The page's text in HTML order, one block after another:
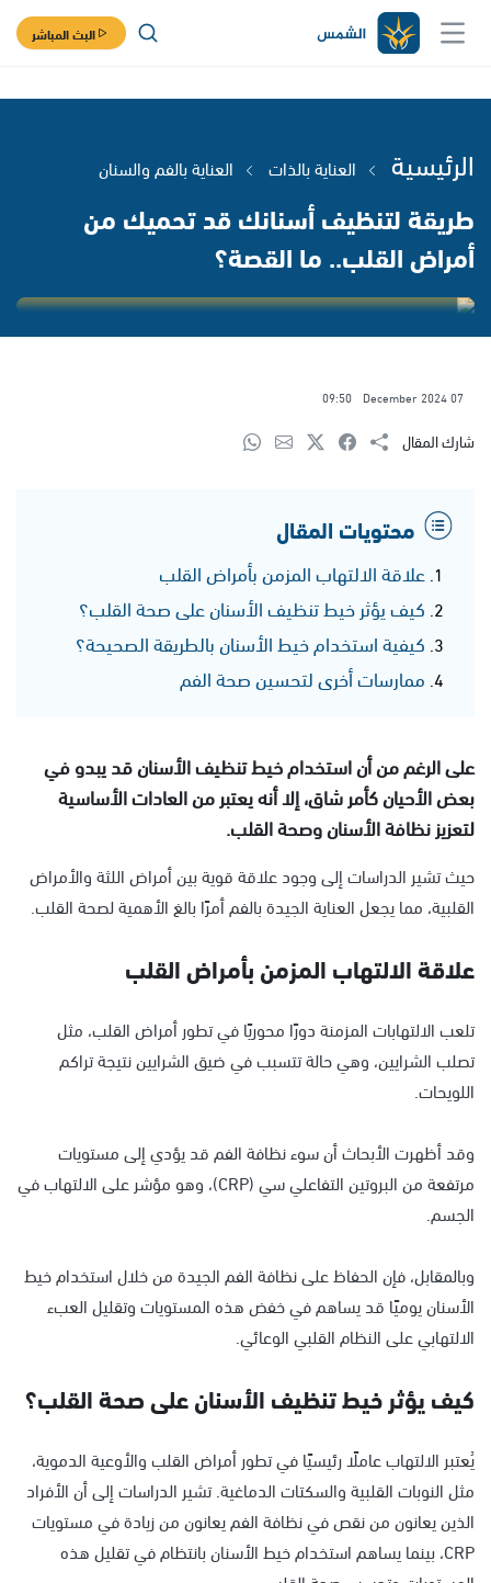
البث المباشر
الرئيسية العناية بالذات العناية بالفم والسنان
طريقة لتنظيف أسنانك قد تحميك من
أمراض القلب.. ما القصة؟
07 December 2024
09:50
شارك المقال
محتويات المقال
علاقة الالتهاب المزمن بأمراض القلب
كيف يؤثر خيط تنظيف الأسنان على صحة القلب؟
كيفية استخدام خيط الأسنان بالطريقة الصحيحة؟
ممارسات أخرى لتحسين صحة الفم
على الرغم من أن استخدام خيط تنظيف الأسنان قد يبدو في
بعض الأحيان كأمر شاق، إلا أنه يعتبر من العادات الأساسية
لتعزيز نظافة الأسنان وصحة القلب.
حيث تشير الدراسات إلى وجود علاقة قوية بين أمراض اللثة والأمراض
القلبية، مما يجعل العناية الجيدة بالفم أمرًا بالغ الأهمية لصحة القلب.
علاقة الالتهاب المزمن بأمراض القلب
تلعب الالتهابات المزمنة دورًا محوريًا في تطور أمراض القلب، مثل
تصلب الشرايين، وهي حالة تتسبب في ضيق الشرايين نتيجة تراكم
اللويحات.
وقد أظهرت الأبحاث أن سوء نظافة الفم قد يؤدي إلى مستويات
مرتفعة من البروتين التفاعلي سي (CRP)، وهو مؤشر على الالتهاب في
الجسم.
وبالمقابل، فإن الحفاظ على نظافة الفم الجيدة من خلال استخدام خيط
الأسنان يوميًا قد يساهم في خفض هذه المستويات وتقليل العبء
الالتهابي على النظام القلبي الوعائي.
كيف يؤثر خيط تنظيف الأسنان على صحة القلب؟
يُعتبر الالتهاب عاملًا رئيسيًا في تطور أمراض القلب والأوعية الدموية،
مثل النوبات القلبية والسكتات الدماغية. تشير الدراسات إلى أن الأفراد
الذين يعانون من نقص في نظافة الفم يعانون من زيادة في مستويات
CRP، بينما يساهم استخدام خيط الأسنان بانتظام في تقليل هذه